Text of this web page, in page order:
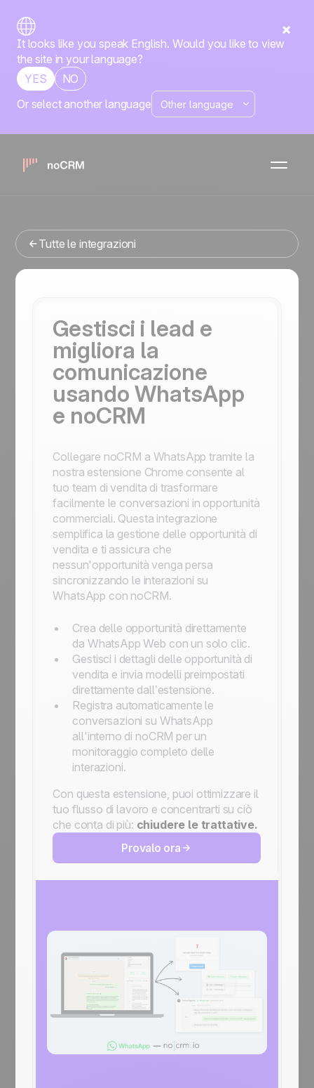
It looks like you speak English. Would you like to view
the site in your language?
YES
NO
Or select another language
Nativa
WhatsAppxnoCRM
Stai cercando uno strumenti di gestione delle vendite che
Tutte le integrazioni
Gestisci i lead e
migliora la
comunicazione
usando WhatsApp
e noCRM
Collegare noCRM a WhatsApp tramite la
nostra estensione Chrome consente al
tuo team di vendita di trasformare
facilmente le conversazioni in opportunità
commerciali. Questa integrazione
semplifica la gestione delle opportunità di
vendita e ti assicura che
nessun'opportunità venga persa
sincronizzando le interazioni su
WhatsApp con noCRM.
Crea delle opportunità direttamente
da WhatsApp Web con un solo clic.
Gestisci i dettagli delle opportunità di
vendita e invia modelli preimpostati
direttamente dall’estensione.
Registra automaticamente le
conversazioni su WhatsApp
all'interno di noCRM per un
monitoraggio completo delle
interazioni.
Con questa estensione, puoi ottimizzare il
tuo flusso di lavoro e concentrarti su ciò
che conta di più: chiudere le trattative.
Provalo ora